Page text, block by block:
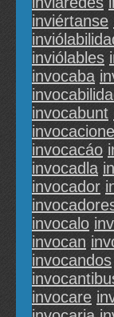
inviértanse
inviólables
invocaba
invocabunt
invocacáo
invocadla
invocador
invocalo
invocan
invocandos
invocare